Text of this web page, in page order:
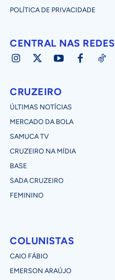
POLÍTICA DE PRIVACIDADE
CENTRAL NAS REDES
CRUZEIRO
ÚLTIMAS NOTÍCIAS
MERCADO DA BOLA
SAMUCA TV
CRUZEIRO NA MÍDIA
BASE
SADA CRUZEIRO
FEMININO
COLUNISTAS
CAIO FÁBIO
EMERSON ARAÚJO